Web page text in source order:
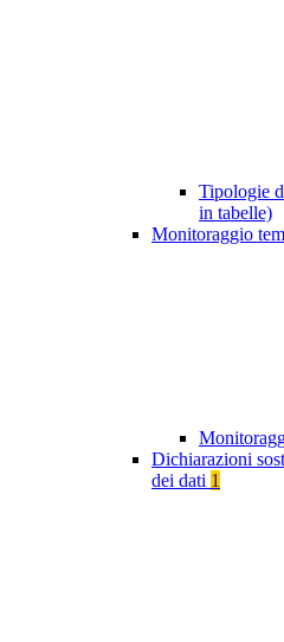
Tipologie
in tabelle)
Monitoraggio
Dichiarazioni
dei dati 1